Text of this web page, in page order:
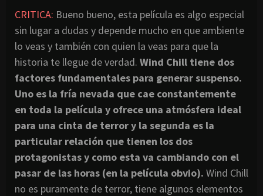
CRITICA: Bueno bueno, esta película es algo especial
sin lugar a dudas y depende mucho en que ambiente
lo veas y también con quien la veas para que la
historia te llegue de verdad. Wind Chill tiene dos
factores fundamentales para generar suspenso.
Uno es la fría nevada que cae constantemente
en toda la película y ofrece una atmósfera ideal
para una cinta de terror y la segunda es la
particular relación que tienen los dos
protagonistas y como esta va cambiando con el
pasar de las horas (en la película obvio). Wind Chill
no es puramente de terror, tiene algunos elementos